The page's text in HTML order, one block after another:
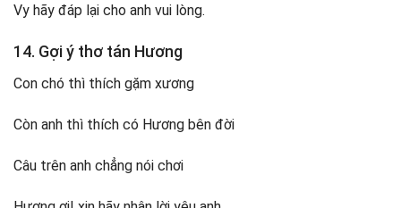
Vy hãy đáp lại cho anh vui lòng.
14. Gợi ý thơ tán Hương
Con chó thì thích gặm xương
Còn anh thì thích có Hương bên đời
Câu trên anh chẳng nói chơi